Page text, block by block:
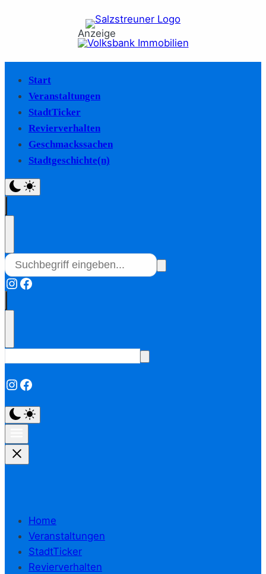
Anzeige
Start
Veranstaltungen
StadtTicker
Revierverhalten
Geschmackssachen
Stadtgeschichte(n)
Instagram
Facebook
Instagram
Facebook
Home
Veranstaltungen
StadtTicker
Revierverhalten